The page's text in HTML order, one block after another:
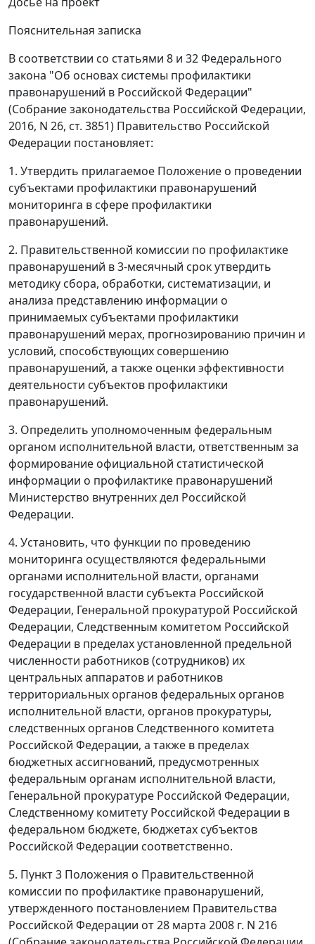
Пояснительная записка
В соответствии со статьями 8 и 32 Федерального
закона "Об основах системы профилактики
правонарушений в Российской Федерации"
(Собрание законодательства Российской Федерации,
2016, N 26, ст. 3851) Правительство Российской
Федерации постановляет:
1. Утвердить прилагаемое Положение о проведении
субъектами профилактики правонарушений
мониторинга в сфере профилактики
правонарушений.
2. Правительственной комиссии по профилактике
правонарушений в 3-месячный срок утвердить
методику сбора, обработки, систематизации, и
анализа представлению информации о
принимаемых субъектами профилактики
правонарушений мерах, прогнозированию причин и
условий, способствующих совершению
правонарушений, а также оценки эффективности
деятельности субъектов профилактики
правонарушений.
3. Определить уполномоченным федеральным
органом исполнительной власти, ответственным за
формирование официальной статистической
информации о профилактике правонарушений
Министерство внутренних дел Российской
Федерации.
4. Установить, что функции по проведению
мониторинга осуществляются федеральными
органами исполнительной власти, органами
государственной власти субъекта Российской
Федерации, Генеральной прокуратурой Российской
Федерации, Следственным комитетом Российской
Федерации в пределах установленной предельной
численности работников (сотрудников) их
центральных аппаратов и работников
территориальных органов федеральных органов
исполнительной власти, органов прокуратуры,
следственных органов Следственного комитета
Российской Федерации, а также в пределах
бюджетных ассигнований, предусмотренных
федеральным органам исполнительной власти,
Генеральной прокуратуре Российской Федерации,
Следственному комитету Российской Федерации в
федеральном бюджете, бюджетах субъектов
Российской Федерации соответственно.
5. Пункт 3 Положения о Правительственной
комиссии по профилактике правонарушений,
утвержденного постановлением Правительства
Российской Федерации от 28 марта 2008 г. N 216